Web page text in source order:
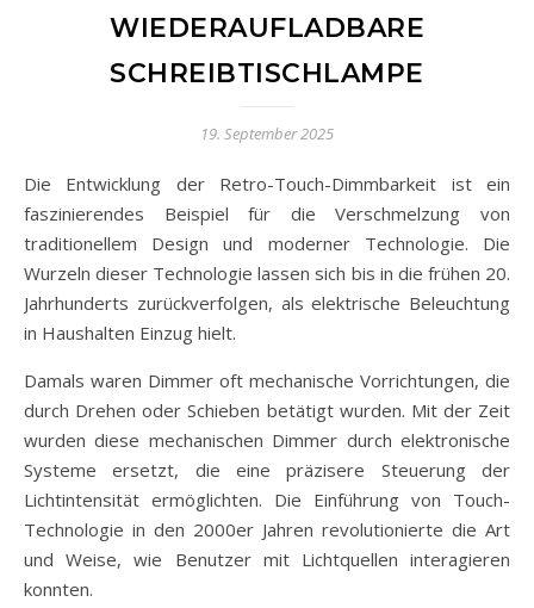
WIEDERAUFLADBARE
SCHREIBTISCHLAMPE
19. September 2025
Die Entwicklung der Retro-Touch-Dimmbarkeit ist ein
faszinierendes Beispiel für die Verschmelzung von
traditionellem Design und moderner Technologie. Die
Wurzeln dieser Technologie lassen sich bis in die frühen 20.
Jahrhunderts zurückverfolgen, als elektrische Beleuchtung
in Haushalten Einzug hielt.
Damals waren Dimmer oft mechanische Vorrichtungen, die
durch Drehen oder Schieben betätigt wurden. Mit der Zeit
wurden diese mechanischen Dimmer durch elektronische
Systeme ersetzt, die eine präzisere Steuerung der
Lichtintensität ermöglichten. Die Einführung von Touch-
Technologie in den 2000er Jahren revolutionierte die Art
und Weise, wie Benutzer mit Lichtquellen interagieren
konnten.